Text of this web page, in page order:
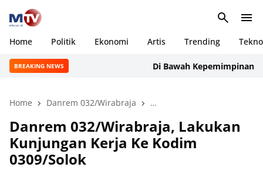
Home Politik Ekonomi Artis Trending Tekno
BREAKING NEWS Di Bawah Kepemimpinan
Home Danrem 032/Wirabraja Lakukan Kunjungan Kerja
Danrem 032/Wirabraja, Lakukan
Kunjungan Kerja Ke Kodim
0309/Solok